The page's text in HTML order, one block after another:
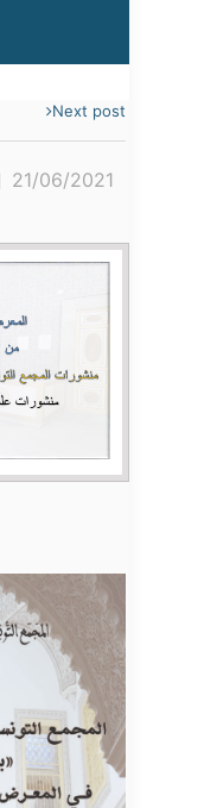
Next post
21/06/2021